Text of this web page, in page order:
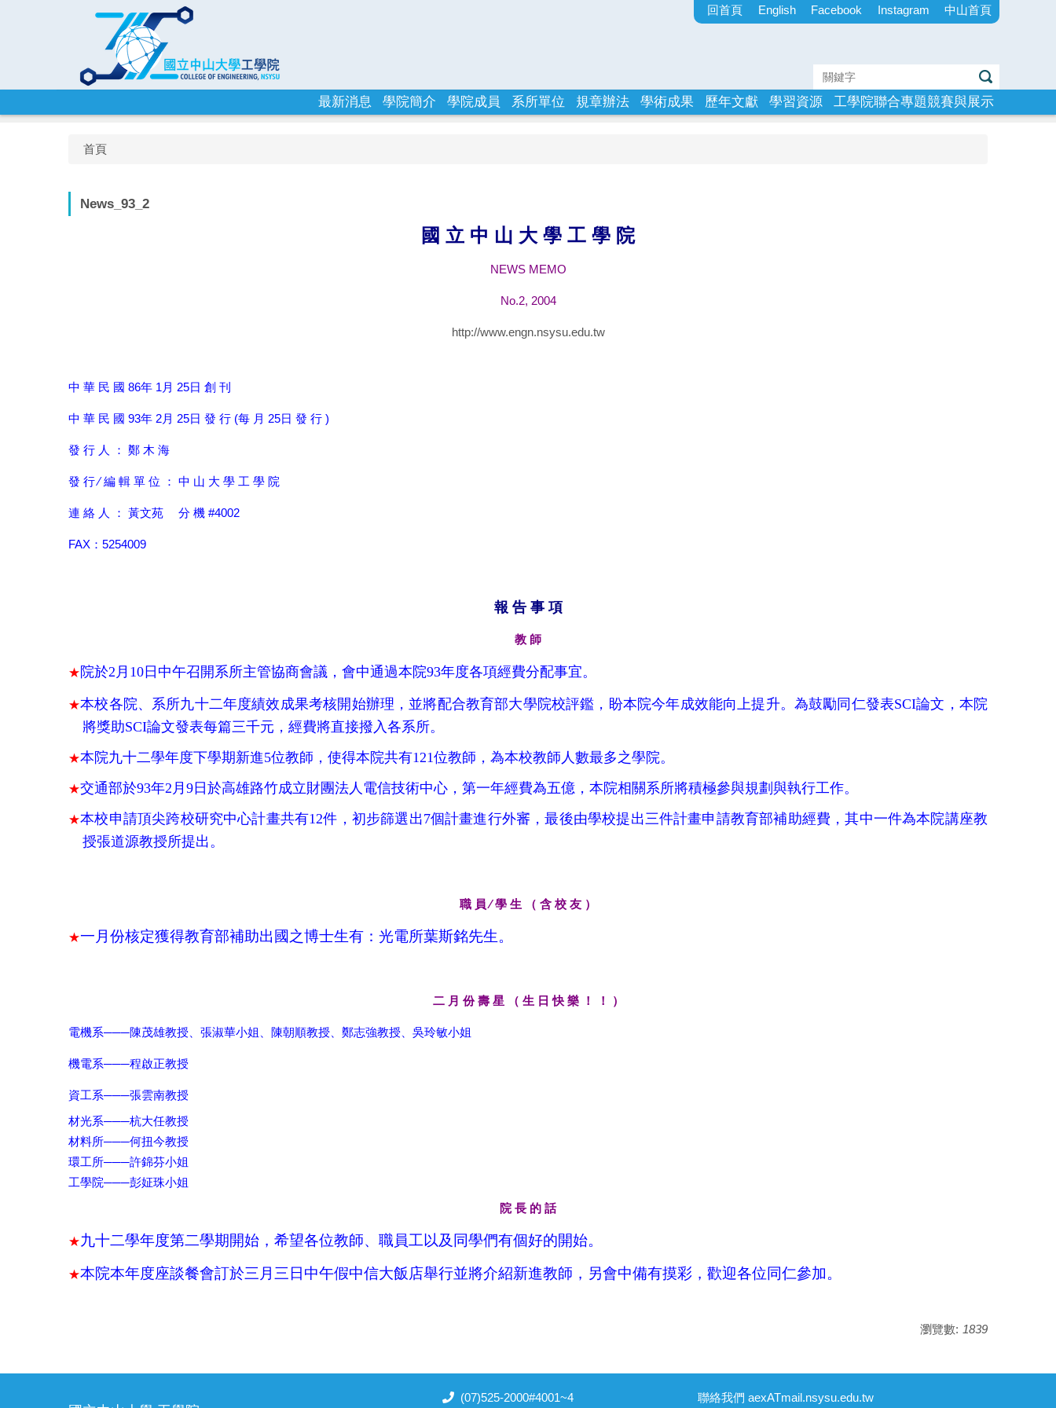
區
回首頁 English Facebook Instagram 中山首頁
工學院聯合專題競賽與展示
學習資源
歷年文獻
學術成果
規章辦法
系所單位
學院成員
學院簡介
最新消息
首頁
News_93_2
國 立 中 山 大 學 工 學 院
NEWS MEMO
No.2, 2004
http://www.engn.nsysu.edu.tw
中 華 民 國 86年 1月 25日 創 刊
中 華 民 國 93年 2月 25日 發 行 (每 月 25日 發 行 )
發 行 人 ： 鄭 木 海
發 行 ∕ 編 輯 單 位 ： 中 山 大 學 工 學 院
連 絡 人 ： 黃文苑 分 機 #4002
FAX：5254009
報 告 事 項
教 師
★ 院於2月10日中午召開系所主管協商會議，會中通過本院93年度各項經費分配事宜。
★本校各院、系所九十二年度績效成果考核開始辦理，並將配合教育部大學院校評鑑，盼本院今年成效能向上提升。為鼓勵同仁發表SCI論文，本院
將獎助SCI論文發表每篇三千元，經費將直接撥入各系所。
★本院九十二學年度下學期新進5位教師，使得本院共有121位教師，為本校教師人數最多之學院。
★交通部於93年2月9日於高雄路竹成立財團法人電信技術中心，第一年經費為五億，本院相關系所將積極參與規劃與執行工作。
★本校申請頂尖跨校研究中心計畫共有12件，初步篩選出7個計畫進行外審，最後由學校提出三件計畫申請教育部補助經費，其中一件為本院講座教
授張道源教授所提出。
職 員 ∕ 學 生 （ 含 校 友 ）
★一月份核定獲得教育部補助出國之博士生有：光電所葉斯銘先生。
二 月 份 壽 星 （ 生 日 快 樂 ！ ！ ）
電機系───陳茂雄教授、張淑華小姐、陳朝順教授、鄭志強教授、吳玲敏小姐
機電系───程啟正教授
資工系───張雲南教授
材光系───杭大任教授
材料所───何扭今教授
環工所───許錦芬小姐
工學院───彭姃珠小姐
院 長 的 話
★九十二學年度第二學期開始，希望各位教師、職員工以及同學們有個好的開始。
★本院本年度座談餐會訂於三月三日中午假中信大飯店舉行並將介紹新進教師，另會中備有摸彩，歡迎各位同仁參加。
瀏覽數: 1839
(07)525-2000#4001~4 聯絡我們 aexATmail.nsysu.edu.tw